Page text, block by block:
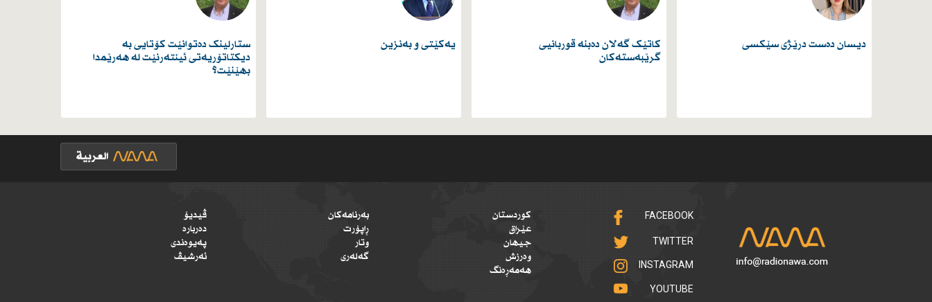
دیسان دەست درێژی سێكسی
کاتێک گەلان دەبنە قوربانیی
گرێبەستەکان
یەكێتی و بەنزین
ستارلینک دەتوانێت کۆتایی بە
دیکتاتۆریەتی ئینتەرنێت لە هەرێمدا
بهێنێت؟
FACEBOOK
TWITTER
INSTAGRAM
YOUTUBE
کوردستان
عێراق
جیهان
وەرزش
هەمەڕەنگ
بەرنامەکان
ڕاپۆرت
وتار
گەلەری
ڤیدیۆ
دەربارە
پەیوەندی
ئەرشیڤ